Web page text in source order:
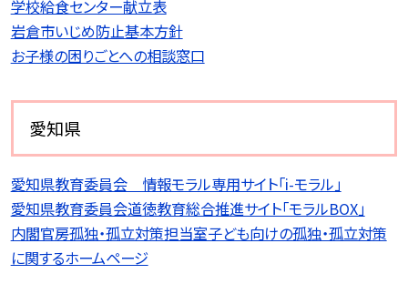
学校給食センター献立表
岩倉市いじめ防止基本方針
お子様の困りごとへの相談窓口
愛知県
愛知県教育委員会 情報モラル専用サイト「i-モラル」
愛知県教育委員会道徳教育総合推進サイト「モラルBOX」
内閣官房孤独・孤立対策担当室子ども向けの孤独・孤立対策
に関するホームページ